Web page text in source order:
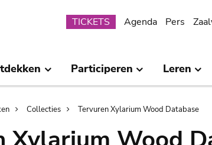
Submenu
TICKETS Agenda Pers
Participeren Leren
Collecties Tervuren Xylarium Wood Database